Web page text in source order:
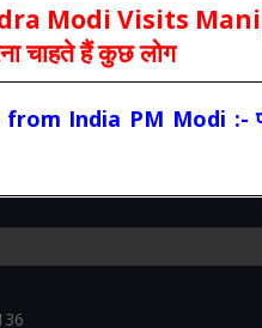
Modi Visits Manipur:
चाहते हैं कुछ लोग
India PM Modi :- पहले